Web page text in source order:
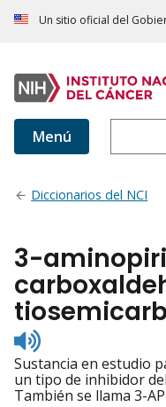
Un sitio oficial del
Menú
Diccionarios del NCI
3-
Listen
to
pronunciation
Sustancia en estudio
un tipo de inhibidor
También se llama 3-